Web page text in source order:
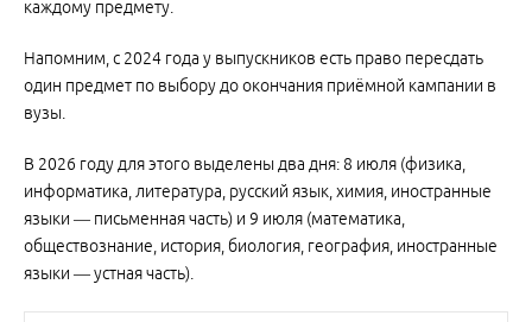
каждому предмету.
Напомним, с 2024 года у выпускников есть право пересдать
один предмет по выбору до окончания приёмной кампании в
вузы.
В 2026 году для этого выделены два дня: 8 июля (физика,
информатика, литература, русский язык, химия, иностранные
языки — письменная часть) и 9 июля (математика,
обществознание, история, биология, география, иностранные
языки — устная часть).